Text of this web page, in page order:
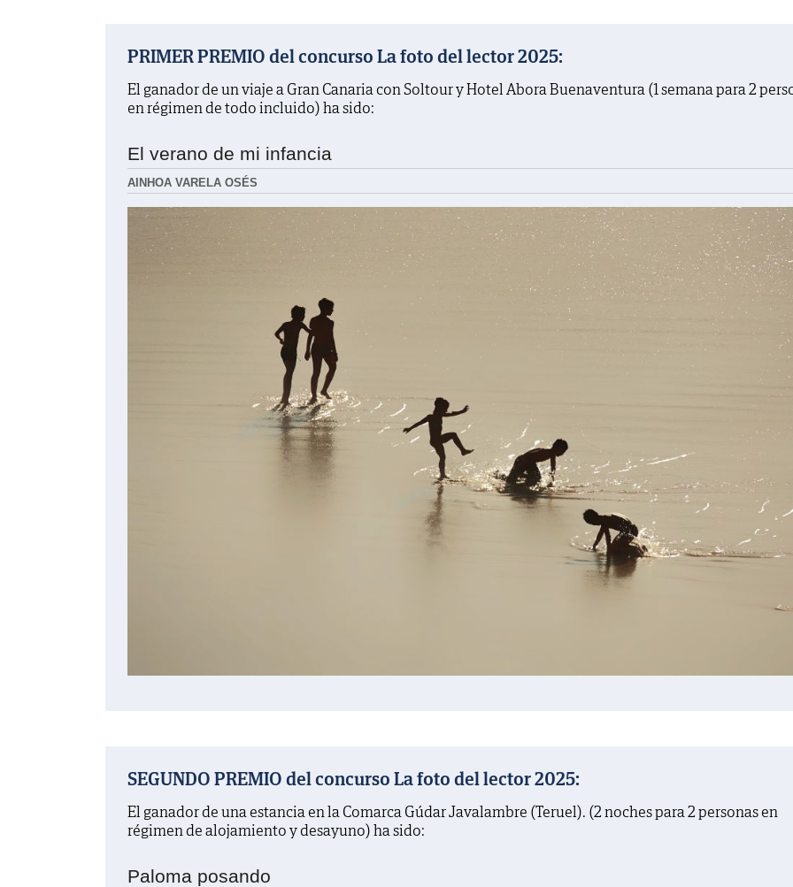
PRIMER PREMIO del concurso La foto del lector 2025:
El ganador de un viaje a Gran Canaria con Soltour y Hotel Abora Buenaventura (1 semana para 2
en régimen de todo incluido) ha sido:
El verano de mi infancia
AINHOA VARELA OSÉS
SEGUNDO PREMIO del concurso La foto del lector 2025:
El ganador de una estancia en la Comarca Gúdar Javalambre (Teruel). (2 noches para 2 personas en
régimen de alojamiento y desayuno) ha sido:
Paloma posando